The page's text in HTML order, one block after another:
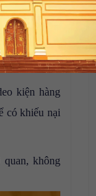
tại Vicosap
kiện hàng
có khiếu nại
không